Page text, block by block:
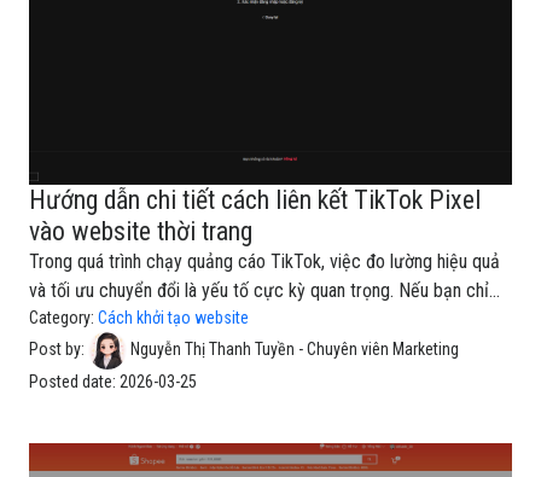
Hướng dẫn chi tiết cách liên kết TikTok Pixel
vào website thời trang
Trong quá trình chạy quảng cáo TikTok, việc đo lường hiệu quả
và tối ưu chuyển đổi là yếu tố cực kỳ quan trọng. Nếu bạn chỉ
chạy ads mà không tracking dữ liệu, bạn sẽ rơi vào tình trạng
“đốt tiền mà không biết vì sao”. Đó là lý do TikTok Pixel trở
thành công cụ bắt buộc khi bạn xây dựng website bán
website Cách track các hành vi quan trọng (view, add to cart,
Category: Cách khởi tạo website
Post by:
Nguyễn Thị Thanh Tuyền - Chuyên viên Marketing
Posted date: 2026-03-25